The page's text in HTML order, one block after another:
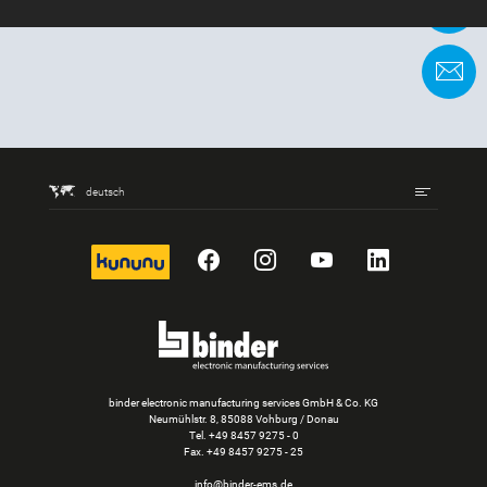
deutsch
kununu FacebookInstagram
YouTubeLinkedIn
binder electronic manufacturing services GmbH & Co. KG
Neumühlstr. 8, 85088 Vohburg / Donau
Tel. +49 8457 9275 - 0
Fax. +49 8457 9275 - 25
info@binder-ems.de